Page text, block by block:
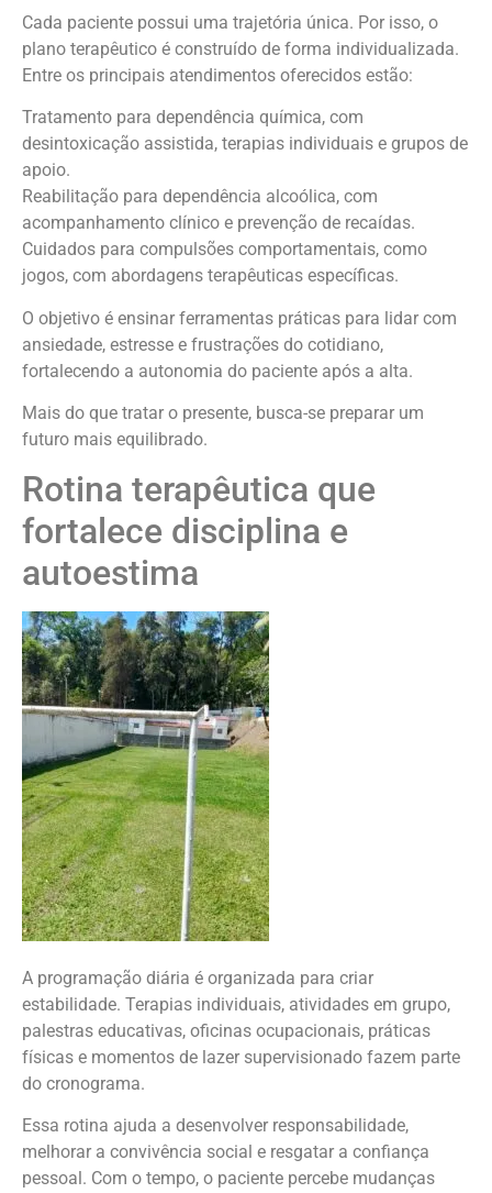
Cada paciente possui uma trajetória única. Por isso, o
plano terapêutico é construído de forma individualizada.
Entre os principais atendimentos oferecidos estão:
Tratamento para dependência química, com
desintoxicação assistida, terapias individuais e grupos de
apoio.
Reabilitação para dependência alcoólica, com
acompanhamento clínico e prevenção de recaídas.
Cuidados para compulsões comportamentais, como
jogos, com abordagens terapêuticas específicas.
O objetivo é ensinar ferramentas práticas para lidar com
ansiedade, estresse e frustrações do cotidiano,
fortalecendo a autonomia do paciente após a alta.
Mais do que tratar o presente, busca-se preparar um
futuro mais equilibrado.
Rotina terapêutica que
fortalece disciplina e
autoestima
A programação diária é organizada para criar
estabilidade. Terapias individuais, atividades em grupo,
palestras educativas, oficinas ocupacionais, práticas
físicas e momentos de lazer supervisionado fazem parte
do cronograma.
Essa rotina ajuda a desenvolver responsabilidade,
melhorar a convivência social e resgatar a confiança
pessoal. Com o tempo, o paciente percebe mudanças